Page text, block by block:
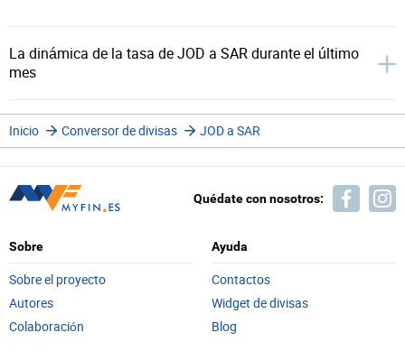
La dinámica de la tasa de JOD a SAR durante el último
mes
Inicio Conversor de divisas JOD a SAR
Quédate con nosotros:
Sobre
Sobre el proyecto
Autores
Colaboración
Ayuda
Contactos
Widget de divisas
Blog